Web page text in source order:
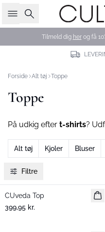
Søg
Tilmeld dig herog få
Forside Alt tøj Toppe
Toppe
På udkig efter t-shirts?
Alt tøj Kjoler Bluser
Filtre
Nyhed
CUveda Top
399,95 kr.